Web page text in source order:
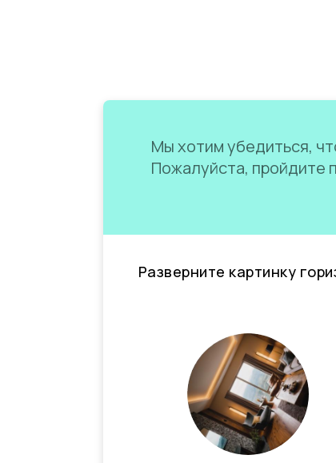
Мы хотим убедиться,
Пожалуйста, пройдите
Разверните картинку